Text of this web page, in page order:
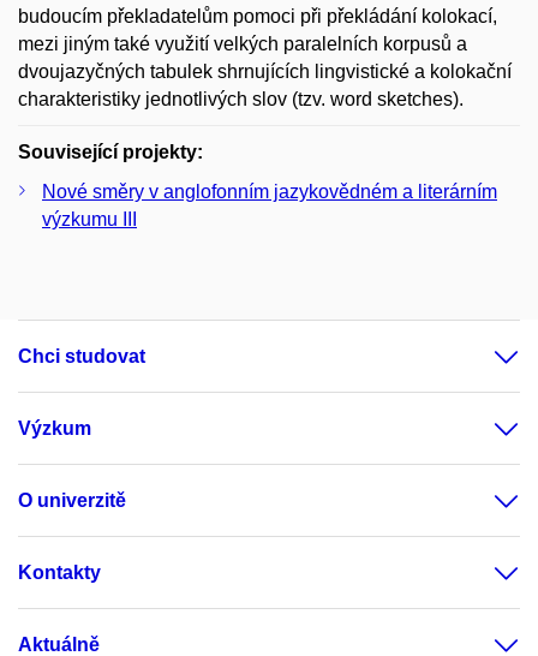
budoucím překladatelům pomoci při překládání kolokací,
mezi jiným také využití velkých paralelních korpusů a
dvoujazyčných tabulek shrnujících lingvistické a kolokační
charakteristiky jednotlivých slov (tzv. word sketches).
Související projekty:
Nové směry v anglofonním jazykovědném a literárním
výzkumu III
Chci studovat
Výzkum
O univerzitě
Kontakty
Aktuálně